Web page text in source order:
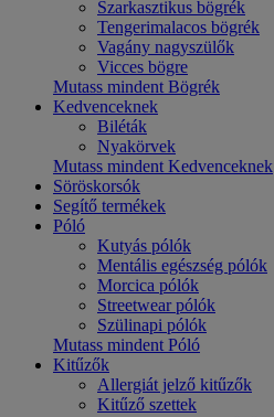
Szarkasztikus bögrék
Tengerimalacos bögrék
Vagány nagyszülők
Vicces bögre
Mutass mindent Bögrék
Kedvenceknek
Biléták
Nyakörvek
Mutass mindent Kedvenceknek
Söröskorsók
Segítő termékek
Póló
Kutyás pólók
Mentális egészség pólók
Morcica pólók
Streetwear pólók
Szülinapi pólók
Mutass mindent Póló
Kitűzők
Allergiát jelző kitűzők
Kitűző szettek